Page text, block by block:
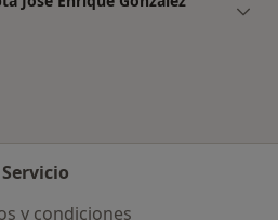
Servicio
y condiciones